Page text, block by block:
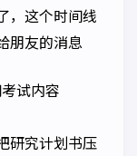
，这个时间线
朋友的消息
试内容
研究计划书压